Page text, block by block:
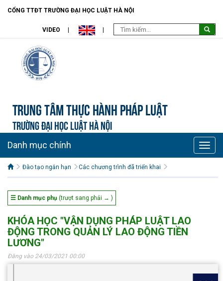
CỔNG TTĐT TRƯỜNG ĐẠI HỌC LUẬT HÀ NỘI
VIDEO
Trung tâm Thực hành pháp luật
TRƯỜNG ĐẠI HỌC LUẬT HÀ NỘI
Toggle
Danh mục chính
Đào tạo ngắn hạn Các chương trình đã triển khai
☰ Danh mục phụ (trượt sang phải → )
KHÓA HỌC "VẬN DỤNG PHÁP LUẬT LAO
ĐỘNG TRONG QUẢN LÝ LAO ĐỘNG TIỀN
LƯƠNG"
Đăng vào 24/03/2021 00:00